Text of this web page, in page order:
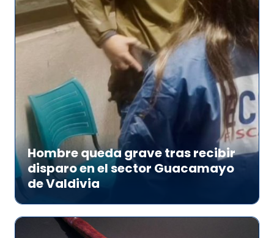
Hombre queda grave tras recibir
disparo en el sector Guacamayo
de Valdivia